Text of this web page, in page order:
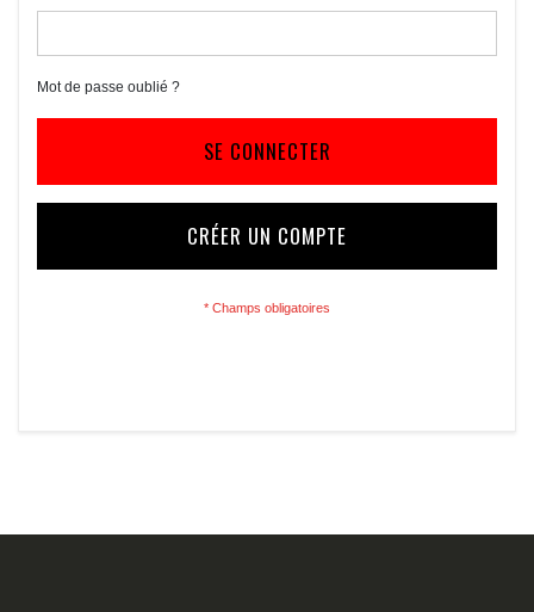
Mot de passe oublié ?
SE CONNECTER
CRÉER UN COMPTE